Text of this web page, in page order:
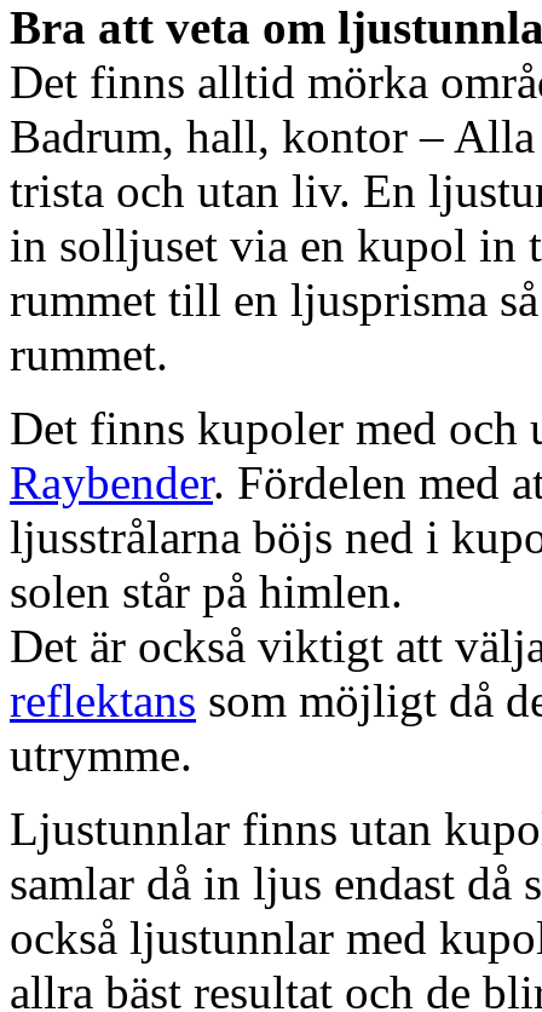
Bra att veta om
Det finns alltid mörka
Badrum, hall, kontor – Alla
trista och utan liv. En
in solljuset via en kupol in
rummet till en ljusprisma
rummet.
Det finns kupoler med och
Raybender. Fördelen med
ljusstrålarna böjs ned i
solen står på himlen.
Det är också viktigt att
reflektans som möjligt då
utrymme.
Ljustunnlar finns utan
samlar då in ljus endast då
också ljustunnlar med
allra bäst resultat och de